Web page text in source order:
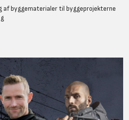
af byggematerialer til byggeprojekterne